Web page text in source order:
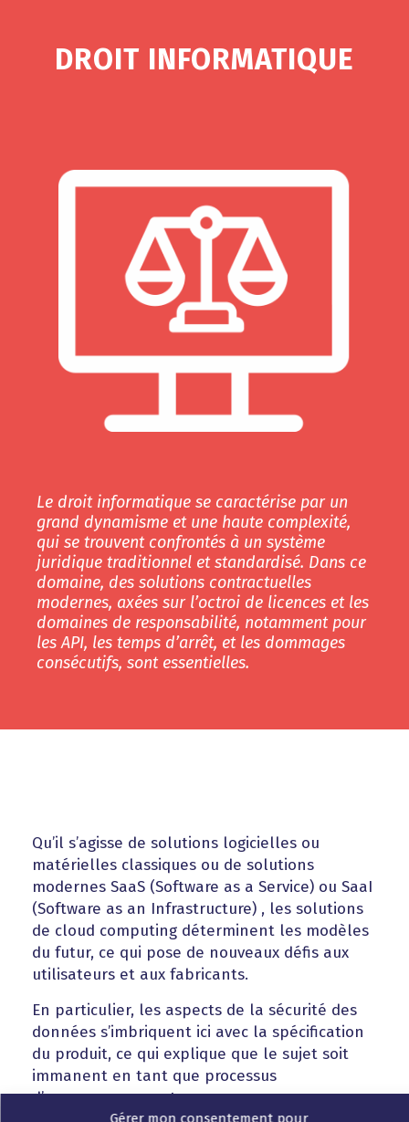
Gérer mon consentement pour
DROIT INFORMATIQUE
Le droit informatique se caractérise par un
grand dynamisme et une haute complexité,
qui se trouvent confrontés à un système
juridique traditionnel et standardisé. Dans ce
domaine, des solutions contractuelles
modernes, axées sur l’octroi de licences et les
domaines de responsabilité, notamment pour
les API, les temps d’arrêt, et les dommages
consécutifs, sont essentielles.
Qu’il s’agisse de solutions logicielles ou
matérielles classiques ou de solutions
modernes SaaS (Software as a Service) ou SaaI
(Software as an Infrastructure) , les solutions
de cloud computing déterminent les modèles
du futur, ce qui pose de nouveaux défis aux
utilisateurs et aux fabricants.
En particulier, les aspects de la sécurité des
données s’imbriquent ici avec la spécification
du produit, ce qui explique que le sujet soit
immanent en tant que processus
d’accompagnement.